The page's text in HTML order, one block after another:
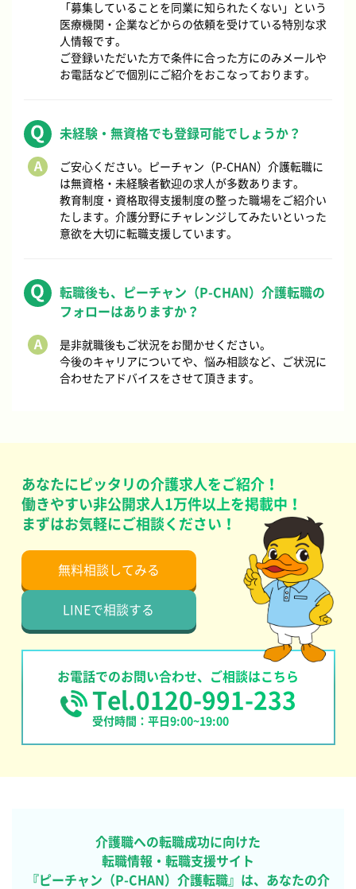
「募集していることを同業に知られたくない」という
医療機関・企業などからの依頼を受けている特別な求
人情報です。
ご登録いただいた方で条件に合った方にのみメールや
お電話などで個別にご紹介をおこなっております。
未経験・無資格でも登録可能でしょうか？
ご安心ください。ピーチャン（P-CHAN）介護転職に
は無資格・未経験者歓迎の求人が多数あります。
教育制度・資格取得支援制度の整った職場をご紹介い
たします。介護分野にチャレンジしてみたいといった
意欲を大切に転職支援しています。
転職後も、ピーチャン（P-CHAN）介護転職の
フォローはありますか？
是非就職後もご状況をお聞かせください。
今後のキャリアについてや、悩み相談など、ご状況に
合わせたアドバイスをさせて頂きます。
あなたにピッタリの介護求人をご紹介！
働きやすい非公開求人1万件以上を掲載中！
まずはお気軽にご相談ください！
無料相談してみる
LINEで相談する
お電話でのお問い合わせ、ご相談はこちら
Tel.0120-991-233
受付時間：平日9:00~19:00
介護職への転職成功に向けた
転職情報・転職支援サイト
『ピーチャン（P-CHAN）介護転職』は、あなたの介